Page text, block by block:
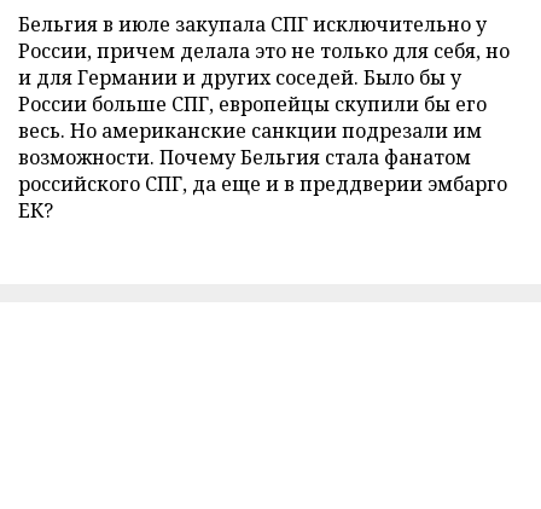
Бельгия в июле закупала СПГ исключительно у
России, причем делала это не только для себя, но
и для Германии и других соседей. Было бы у
России больше СПГ, европейцы скупили бы его
весь. Но американские санкции подрезали им
возможности. Почему Бельгия стала фанатом
российского СПГ, да еще и в преддверии эмбарго
ЕК?